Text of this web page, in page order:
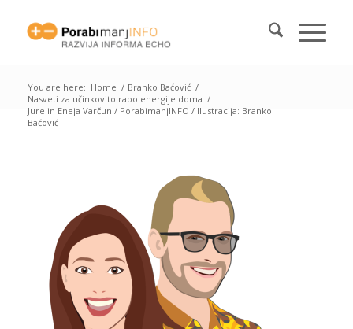
You are here: Home / Branko Baćović /
Nasveti za učinkovito rabo energije doma /
Jure in Eneja Varčun / PorabimanjINFO / Ilustracija: Branko
Baćović